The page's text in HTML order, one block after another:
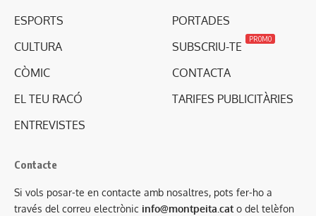
ESPORTS
CULTURA
CÒMIC
EL TEU RACÓ
ENTREVISTES
PORTADES
SUBSCRIU-TE
PROMO
CONTACTA
TARIFES PUBLICITÀRIES
Contacte
Si vols posar-te en contacte amb nosaltres, pots fer-ho a
través del correu electrònic info@montpeita.cat o del telèfon